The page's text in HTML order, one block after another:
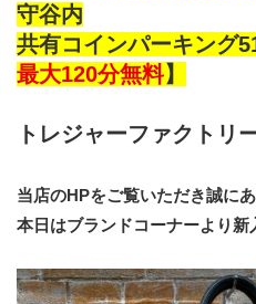
守谷内
共有コインパーキング
最大120分無料】
トレジャーファクトリ
当店のHPをご覧いただき誠に
本日はブランドコーナーより新